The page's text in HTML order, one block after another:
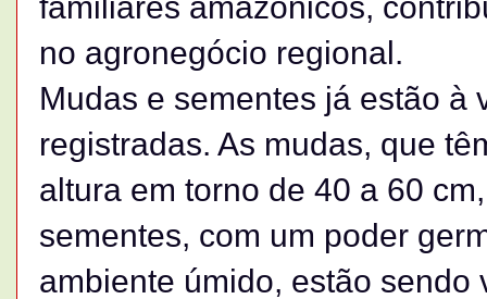
familiares amazônicos,
no agronegócio regional.
Mudas e sementes já estão à
registradas. As mudas, que
altura em torno de 40 a 60
sementes, com um poder
ambiente úmido, estão